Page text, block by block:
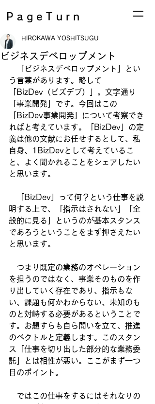
PageTurn
ビジネスデベロップメント
HIROKAWA YOSHITSUGU
「ビジネスデベロップメント」とい
う言葉があります。略して
「BizDev（ビズデブ）」。文字通り
「事業開発」です。今回はこの
「BizDev事業開発」について考察でき
ればと考えています。「BizDev」の定
義は他の文献にお任せするとして、私
自身、1BizDevとして考えているこ
と、よく聞かれることをシェアしたい
と思います。
「BizDev」って何？という仕事を説
明する上で、「指示はされない」「全
般的に見る」というのが基本スタンス
であろうということをまず押さえたい
と思います。
つまり既定の業務のオペレーション
を担うのではなく、事業そのものを作
り出していく存在であり、指示もな
い、課題も何かわからない、未知のも
のと対峙する必要があるということで
す。お題すらも自ら問いを立て、推進
のベクトルと定義します。このスタン
ス「仕事を切り出した部分的な業務委
託」とは相性が悪い。ここがまず一つ
目のポイント。
ではこの仕事をするにはそれなりの